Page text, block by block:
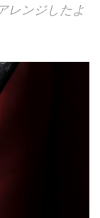
レンジしたよ